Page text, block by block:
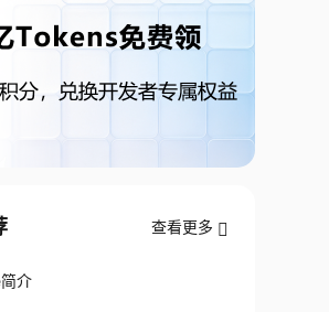
查看更多
介